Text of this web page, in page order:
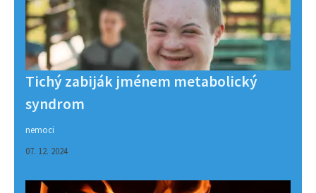
Tichý zabiják jménem metabolický
syndrom
nemoci
07. 12. 2024